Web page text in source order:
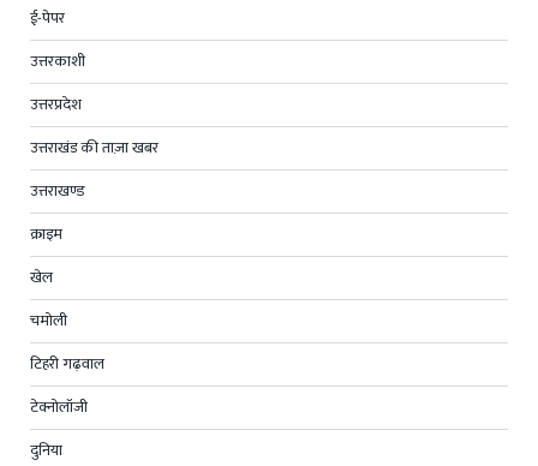
ई-पेपर
उत्तरकाशी
उत्तरप्रदेश
उत्तराखंड की ताज़ा खबर
उत्तराखण्ड
क्राइम
खेल
चमोली
टिहरी गढ़वाल
टेक्नोलॉजी
दुनिया